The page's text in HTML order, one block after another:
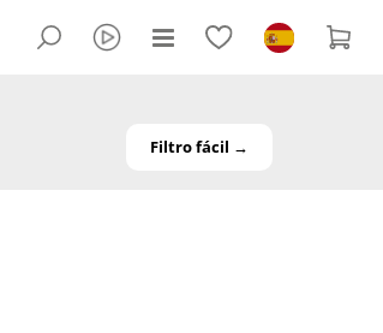
Filtro fácil →